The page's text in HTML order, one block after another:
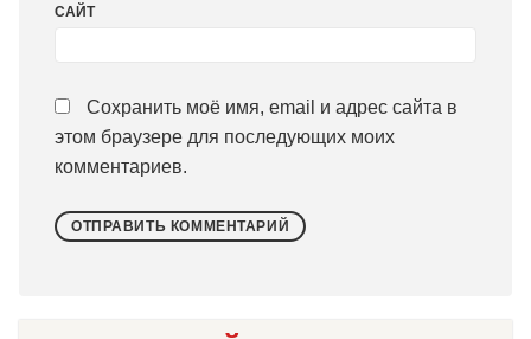
САЙТ
Сохранить моё имя, email и адрес сайта в
этом браузере для последующих моих
комментариев.